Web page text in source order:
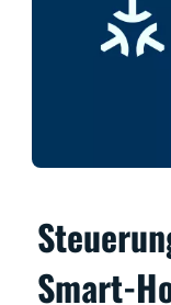
Smart-